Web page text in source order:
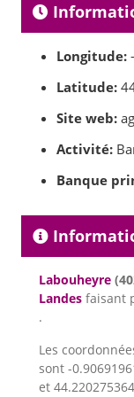
Longitude:
Latitude:
Site web:
Activité:
Banque
Labouheyre
Landes faisant
.
Les
sont -
et